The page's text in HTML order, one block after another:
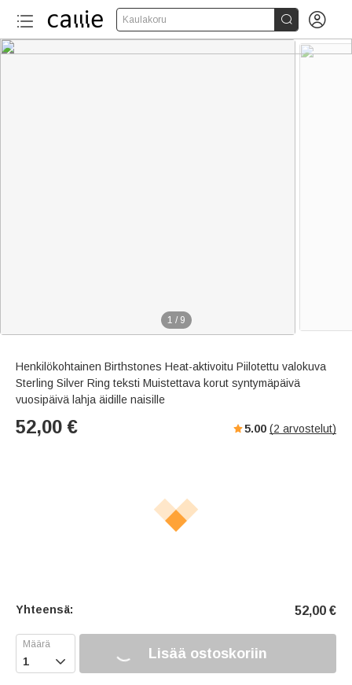
Kaulakoru  
1 / 9
Henkilökohtainen Birthstones Heat-aktivoitu Piilotettu valokuva
Sterling Silver Ring teksti Muistettava korut syntymäpäivä
vuosipäivä lahja äidille naisille
52,00 € 5.00 (2 arvostelut)
Yhteensä: 52,00 €
 Lisää ostoskoriin